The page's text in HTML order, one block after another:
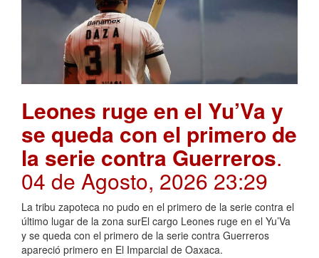
Leones ruge en el Yu’Va y
se queda con el primero de
la serie contra Guerreros.
04 de Agosto, 2026 23:29
La tribu zapoteca no pudo en el primero de la serie contra el
último lugar de la zona surEl cargo Leones ruge en el Yu’Va
y se queda con el primero de la serie contra Guerreros
apareció primero en El Imparcial de Oaxaca.